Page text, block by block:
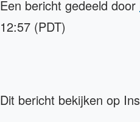
Een bericht gedeeld door
12:57 (PDT)
Dit bericht bekijken op